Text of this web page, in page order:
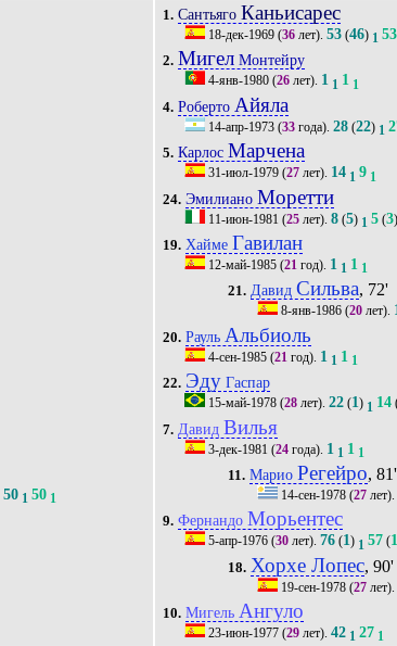
50 1 50 1
1. Сантьяго Каньисарес
18-дек-1969 (36 лет).53 (46) 1 53
2. Мигел Монтейру
4-янв-1980 (26 лет). 1 1 1 1
4. Роберто Айяла
14-апр-1973 (33 года).28 (22) 1
5. Карлос Марчена
31-июл-1979 (27 лет). 14 1 9 1
24. Эмилиано Моретти
11-июн-1981 (25 лет).8 (5) 1 5 (3)
19. Хайме Гавилан
12-май-1985 (21 год). 1 1 1 1
21. ДавидСильва, 72'
8-янв-1986(20лет).
20. Рауль Альбиоль
4-сен-1985 (21 год). 1 1 1 1
22. Эду Гаспар
15-май-1978 (28 лет).22 (1) 1 14
7. Давид Вилья
3-дек-1981 (24 года). 1 1 1 1
11. Марио Регейро, 81'
14-сен-1978(27лет).
9. ФернандоМорьентес
5-апр-1976 (30 лет).76 (1) 1 57 (
18. Хорхе Лопес, 90'
19-сен-1978(27лет).
10. Мигель Ангуло
23-июн-1977 (29 лет).42 1 27 1